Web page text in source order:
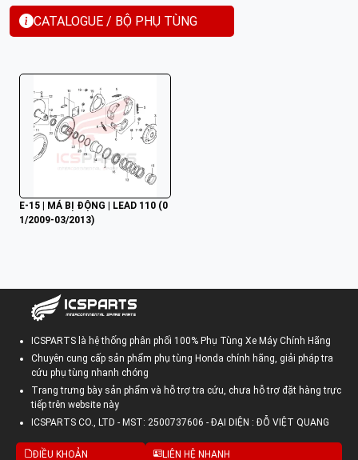
CATALOGUE / BỘ PHỤ TÙNG
E-15 | MÁ BỊ ĐỘNG | LEAD 110 (0
1/2009-03/2013)
ICSPARTS là hệ thống phân phối 100% Phụ Tùng Xe Máy Chính Hãng
Chuyên cung cấp sản phẩm phụ tùng Honda chính hãng, giải pháp tra
cứu phụ tùng nhanh chóng
Trang trưng bày sản phẩm và hỗ trợ tra cứu, chưa hỗ trợ đặt hàng trực
tiếp trên website này
ICSPARTS CO., LTD - MST: 2500737606 - ĐẠI DIỆN : ĐỖ VIỆT QUANG
ĐIỀU KHOẢN LIÊN HỆ NHANH